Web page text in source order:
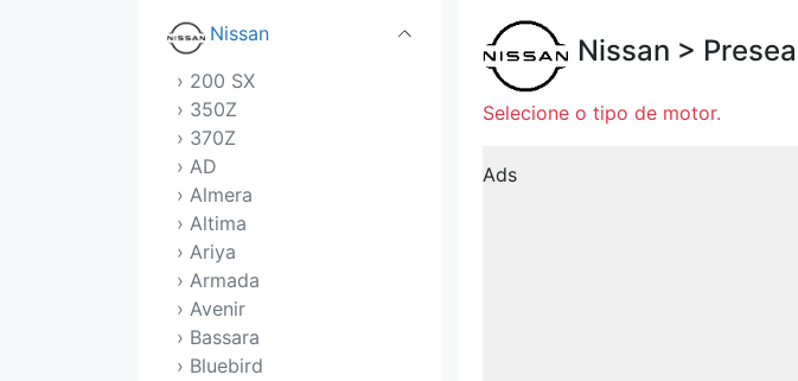
Nissan
› 200 SX
› 350Z
› 370Z
› AD
› Almera
› Altima
› Ariya
› Armada
› Avenir
› Bassara
› Bluebird
Nissan > Presea
Selecione o tipo de motor.
Ads